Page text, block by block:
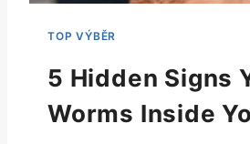
5 Hidden Signs
Worms Inside